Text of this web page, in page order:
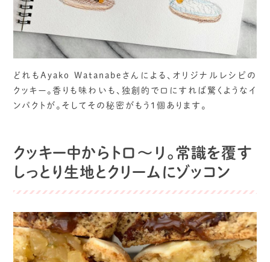
どれもAyako Watanabeさんによる、オリジナルレシピの
クッキー。香りも味わいも、独創的で口にすれば驚くようなイ
ンパクトが。そしてその秘密がもう1個あります。
クッキー中からトロ～リ。常識を覆す
しっとり生地とクリームにゾッコン